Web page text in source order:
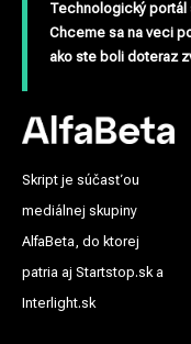
Technologický portál
Chceme sa na veci
ako ste boli doteraz
Skript je súčasťou
mediálnej skupiny
AlfaBeta, do ktorej
patria aj Startstop.sk a
Interlight.sk